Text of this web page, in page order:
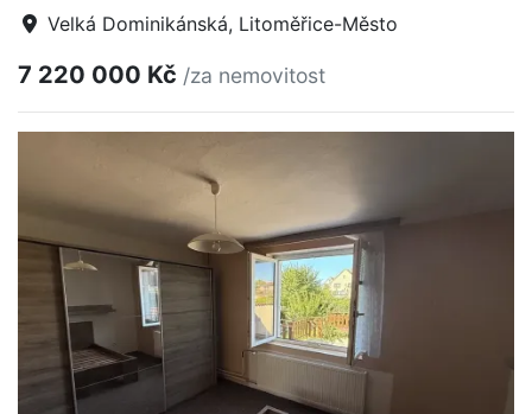
Velká Dominikánská, Litoměřice-Město
7 220 000 Kč /za nemovitost